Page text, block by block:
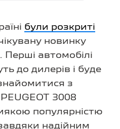
були розкриті
новинку
Перші автомобілі
до дилерів і буде
з
3008
популярністю
надійним